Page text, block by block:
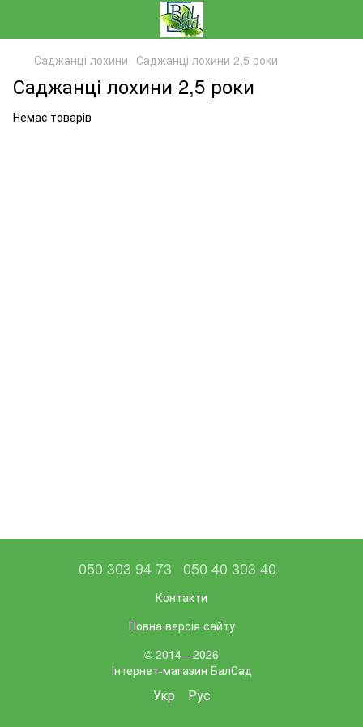
Саджанці лохини Саджанці лохини 2,5 роки
Саджанці лохини 2,5 роки
Немає товарів
050 303 94 73 050 40 303 40
Контакти
Повна версія сайту
© 2014—2026
Інтернет-магазин БалСад
Укр Рус